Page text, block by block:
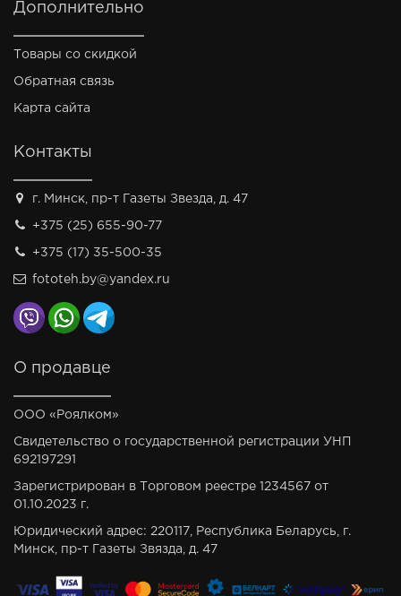
Дополнительно
Товары со скидкой
Обратная связь
Карта сайта
Контакты
г. Минск, пр-т Газеты Звезда, д. 47
+375 (25) 655-90-77
+375 (17) 35-500-35
fototeh.by@yandex.ru
О продавце
ООО «Роялком»
Свидетельство о государственной регистрации УНП
692197291
Зарегистрирован в Торговом реестре 1234567 от
01.10.2023 г.
Юридический адрес: 220117, Республика Беларусь, г.
Минск, пр-т Газеты Звязда, д. 47